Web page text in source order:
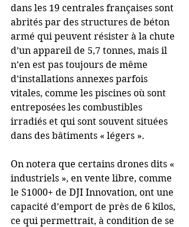
dans les 19 centrales françaises sont
abrités par des structures de béton
armé qui peuvent résister à la chute
d’un appareil de 5,7 tonnes, mais il
n’en est pas toujours de même
d’installations annexes parfois
vitales, comme les piscines où sont
entreposées les combustibles
irradiés et qui sont souvent situées
dans des bâtiments « légers ».
On notera que certains drones dits «
industriels », en vente libre, comme
le S1000+ de DJI Innovation, ont une
capacité d’emport de près de 6 kilos,
ce qui permettrait, à condition de se